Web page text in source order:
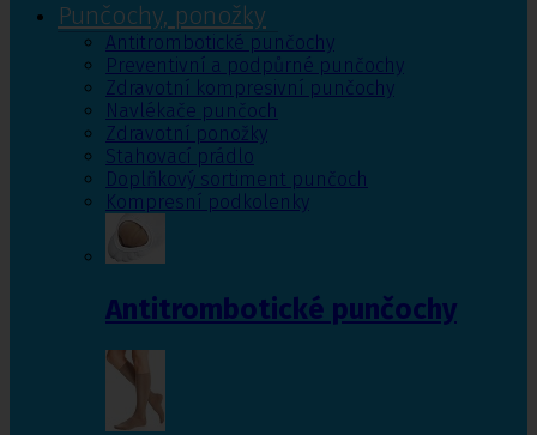
Punčochy, ponožky
Antitrombotické punčochy
Preventivní a podpůrné punčochy
Zdravotní kompresivní punčochy
Navlékače punčoch
Zdravotní ponožky
Stahovací prádlo
Doplňkový sortiment punčoch
Kompresní podkolenky
Antitrombotické punčochy